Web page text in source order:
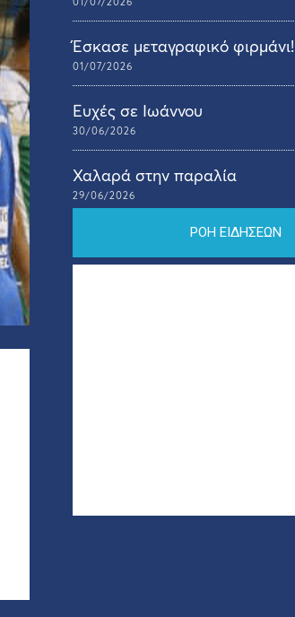
Έσκασε μεταγραφικό φιρμάνι!
01/07/2026
Ευχές σε Ιωάννου
30/06/2026
Χαλαρά στην παραλία
29/06/2026
ΡΟΗ ΕΙΔΗΣΕΩΝ